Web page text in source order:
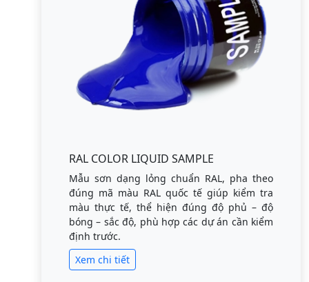
RAL COLOR LIQUID SAMPLE
Mẫu sơn dạng lỏng chuẩn RAL, pha theo
đúng mã màu RAL quốc tế giúp kiểm tra
màu thực tế, thể hiện đúng độ phủ – độ
bóng – sắc độ, phù hợp các dự án cần kiểm
định trước.
Xem chi tiết